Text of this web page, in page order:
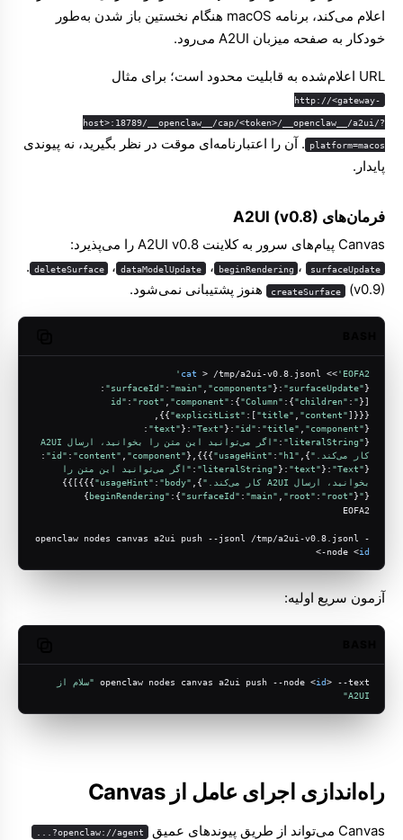
اعلام می‌کند، برنامه macOS هنگام نخستین باز شدن به‌طور
خودکار به صفحه میزبان A2UI می‌رود.
URL اعلام‌شده به قابلیت محدود است؛ برای مثال
http://<gateway-
host>:18789/__openclaw__/cap/<token>/__openclaw__/a2ui/?
platform=macos . آن را اعتبارنامه‌ای موقت در نظر بگیرید، نه پیوندی
پایدار.
فرمان‌های A2UI (v0.8)
Canvas پیام‌های سرور به کلاینت A2UI v0.8 را می‌پذیرد:
beginRendering ، surfaceUpdate ،‏ dataModelUpdate ،‏ deleteSurface
.
createSurface (v0.9) هنوز پشتیبانی نمی‌شود.
cat > /tmp/a2ui-v0.8.jsonl <<'EOFA2'
{
"surfaceUpdate"
:{
"surfaceId"
: "main" "components"
:
[{
"id"
: "root" "component" :{"Column" :{"children" :
{"explicitList" :["title" "content"
]}}}},
{
"id"
: "title" "component"
:{
"Text"
:{
"text"
:
{
"literalString"
:
کار می‌کند."
},
"usageHint"
: "h1"
}}},{
"id"
: "content" "component"
:
{
"Text"
:{
"text"
:{
"literalString"
:
بخوانید، ارسال A2UI کار می‌کند."
},
"usageHint"
: "body"
}}}]}}
{
"beginRendering"
:{"surfaceId" : "main" "root" : "root"}}
EOFA2
openclaw nodes canvas a2ui push --jsonl /tmp/a2ui-v0.8.jsonl -
-node <id
>
آزمون سریع اولیه:
openclaw nodes canvas a2ui push --node <id> --text
A2UI"
راه‌اندازی اجرای عامل از Canvas
Canvas می‌تواند از طریق پیوندهای عمیق openclaw://agent?...